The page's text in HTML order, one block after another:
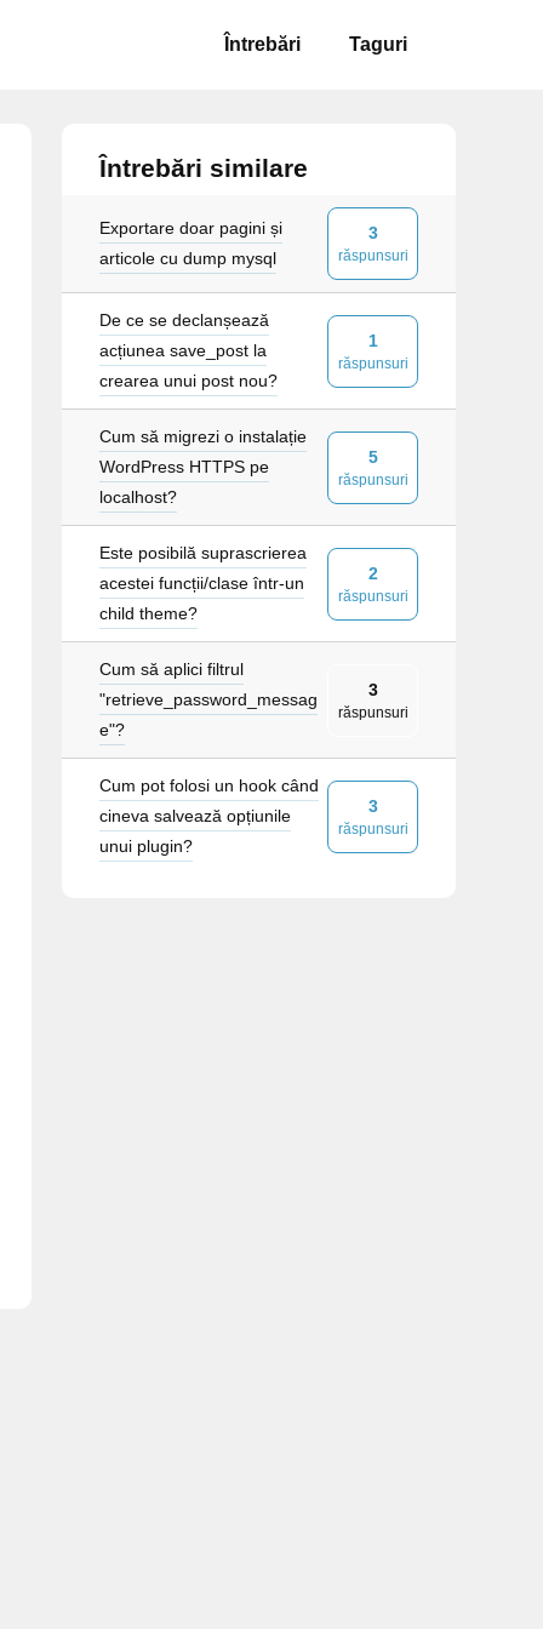
Întrebări Taguri
Întrebări similare
Exportare doar pagini și
articole cu dump mysql
3
răspunsuri
De ce se declanșează
acțiunea save_post la
crearea unui post nou?
1
răspunsuri
Cum să migrezi o instalație
WordPress HTTPS pe
localhost?
5
răspunsuri
Este posibilă suprascrierea
acestei funcții/clase într-un
child theme?
2
răspunsuri
Cum să aplici filtrul
"retrieve_password_messag
e"?
3
răspunsuri
Cum pot folosi un hook când
cineva salvează opțiunile
unui plugin?
3
răspunsuri